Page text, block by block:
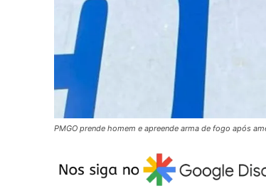
PMGO prende homem e apreende arma de fogo após